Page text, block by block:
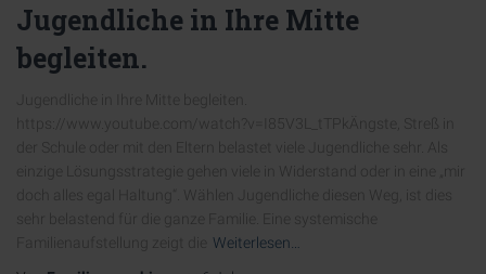
Jugendliche in Ihre Mitte
begleiten.
Jugendliche in Ihre Mitte begleiten.
https://www.youtube.com/watch?v=I85V3L_tTPkÄngste, Streß in
der Schule oder mit den Eltern belastet viele Jugendliche sehr. Als
einzige Lösungsstrategie gehen viele in Widerstand oder in eine „mir
doch alles egal Haltung“. Wählen Jugendliche diesen Weg, ist dies
sehr belastend für die ganze Familie. Eine systemische
Familienaufstellung zeigt die
Weiterlesen…